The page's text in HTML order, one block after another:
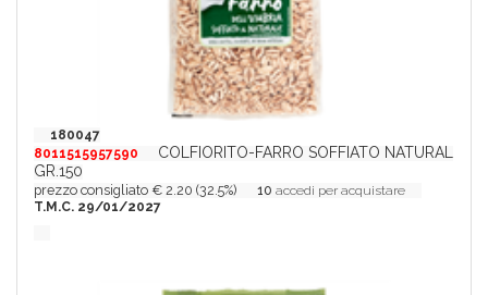
180047
8011515957590
COLFIORITO-FARRO SOFFIATO NATURAL
GR.150
prezzo consigliato € 2.20 (32.5%) 10 accedi per acquistare
T.M.C. 29/01/2027